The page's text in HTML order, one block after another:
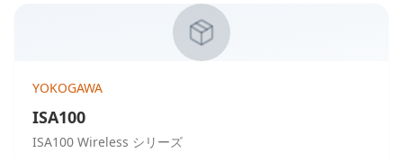
YOKOGAWA
ISA100
ISA100 Wireless シリーズ